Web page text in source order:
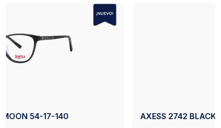
AXESS 2742 BLACK 50-20-140